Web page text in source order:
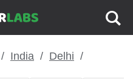
India Delhi